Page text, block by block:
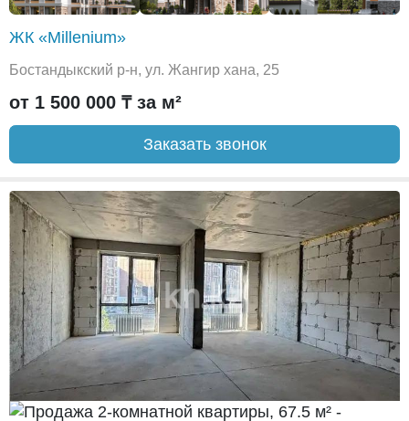
ЖК «Millenium»
Бостандыкский р-н, ул. Жангир хана, 25
от 1 500 000 ₸ за м²
Заказать звонок